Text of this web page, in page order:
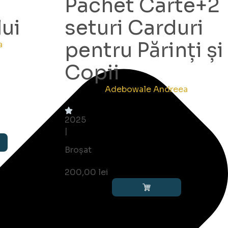
Pachet Carte+2
seturi Carduri
pentru Părinți și
Copii
Adebowale Andreea
2025
|
Broșat
200,00 lei